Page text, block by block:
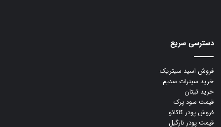
دسترسی سریع
فروش اسید سیتریک
خرید سیترات سدیم
خرید تیتان
قیمت سود پرک
فروش پودر کاکائو
قیمت پودر نارگیل